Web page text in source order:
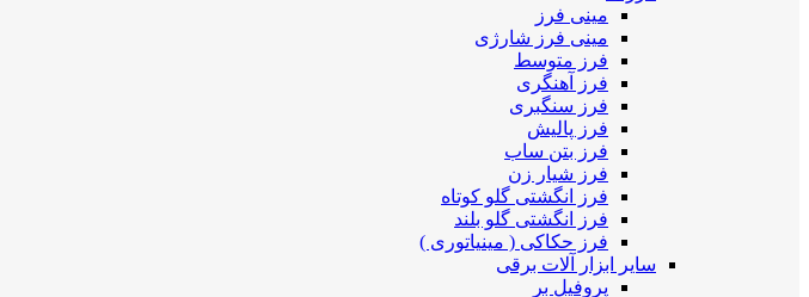
مینی فرز
مینی فرز شارژی
فرز متوسط
فرز آهنگری
فرز سنگبری
فرز پالیش
فرز بتن ساب
فرز شیار زن
فرز انگشتی گلو کوتاه
فرز انگشتی گلو بلند
فرز حکاکی ( مینیاتوری )
سایر ابزار آلات برقی
پروفیل بر